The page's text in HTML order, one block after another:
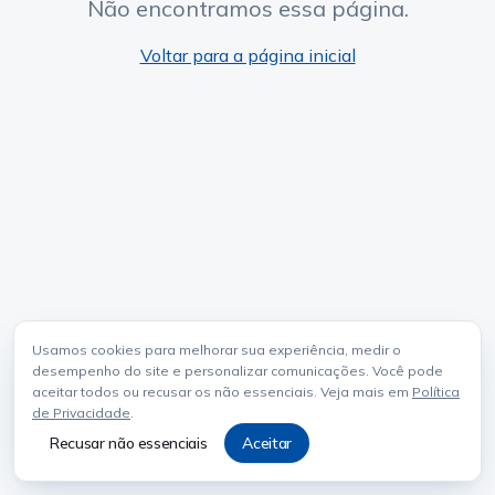
Usamos cookies para melhorar sua experiência, medir o
desempenho do site e personalizar comunicações. Você pode
aceitar todos ou recusar os não essenciais. Veja mais em Política
de Privacidade.
Recusar não essenciais Aceitar
Não encontramos essa página.
Voltar para a página inicial